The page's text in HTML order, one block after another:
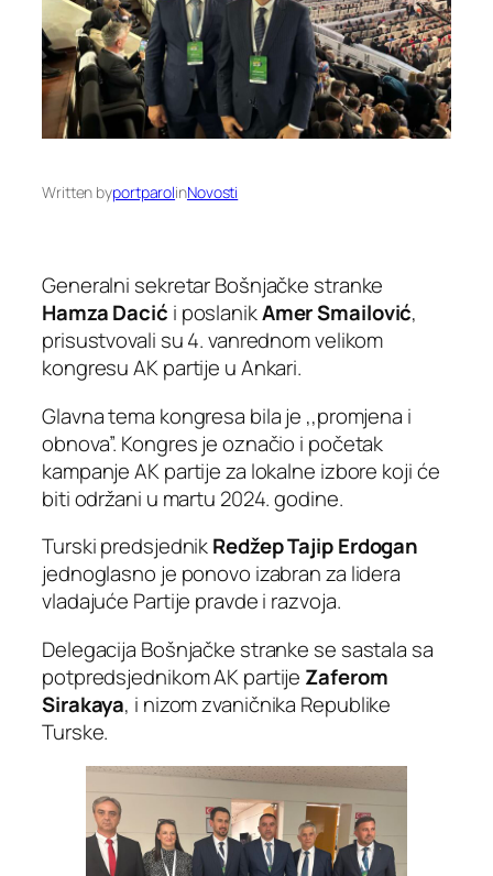
Written byportparolinNovosti
Generalni sekretar Bošnjačke stranke
Hamza Dacić i poslanikAmer Smailović,
prisustvovali su 4. vanrednom velikom
kongresu AK partije u Ankari.
Glavna tema kongresa bila je ,,promjena i
obnova”. Kongres je označio i početak
kampanje AK partije za lokalne izbore koji će
biti održani u martu 2024. godine.
Turski predsjednikRedžep Tajip Erdogan
jednoglasno je ponovo izabran za lidera
vladajuće Partije pravde i razvoja.
Delegacija Bošnjačke stranke se sastala sa
potpredsjednikom AK partije Zaferom
Sirakaya, i nizom zvaničnika Republike
Turske.